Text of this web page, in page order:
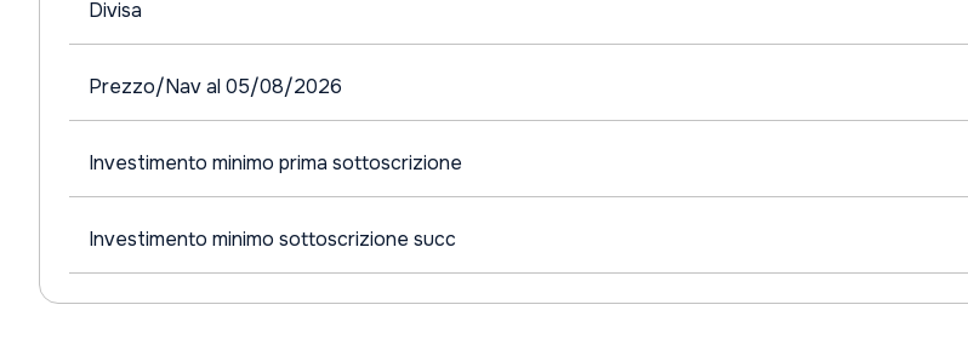
Divisa
Prezzo/Nav al 05/08/2026
Investimento minimo prima sottoscrizione
Investimento minimo sottoscrizione succ